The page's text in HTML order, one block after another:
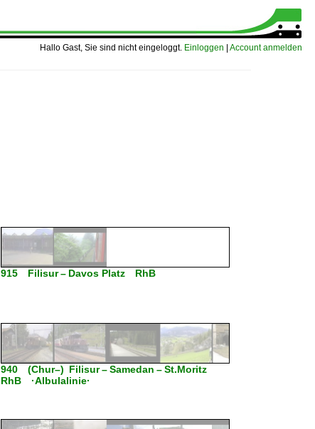
Hallo Gast, Sie sind nicht eingeloggt. Einloggen Account anmelden
915 Filisur – Davos Platz RhB
940 (Chur–) Filisur – Samedan – St.Moritz
RhB ·Albulalinie·